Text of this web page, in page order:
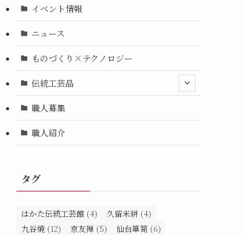
イベント情報
ニュース
ものづくり×テクノロジー
伝統工芸品
職人募集
職人紹介
タグ
はかた伝統工芸館 (4) 久留米絣 (4)
九谷焼 (12) 京友禅 (5) 仙台箪笥 (6)